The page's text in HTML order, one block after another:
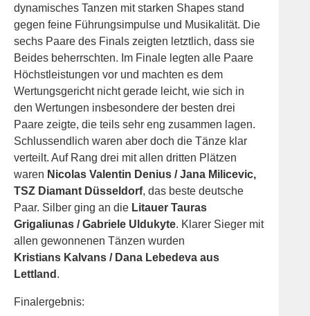
dynamisches Tanzen mit starken Shapes stand
gegen feine Führungsimpulse und Musikalität. Die
sechs Paare des Finals zeigten letztlich, dass sie
Beides beherrschten. Im Finale legten alle Paare
Höchstleistungen vor und machten es dem
Wertungsgericht nicht gerade leicht, wie sich in
den Wertungen insbesondere der besten drei
Paare zeigte, die teils sehr eng zusammen lagen.
Schlussendlich waren aber doch die Tänze klar
verteilt. Auf Rang drei mit allen dritten Plätzen
waren Nicolas Valentin Denius / Jana Milicevic,
TSZ Diamant Düsseldorf, das beste deutsche
Paar. Silber ging an die Litauer Tauras
Grigaliunas / Gabriele Uldukyte . Klarer Sieger mit
allen gewonnenen Tänzen wurden
Kristians Kalvans / Dana Lebedeva aus
Lettland
Finalergebnis: